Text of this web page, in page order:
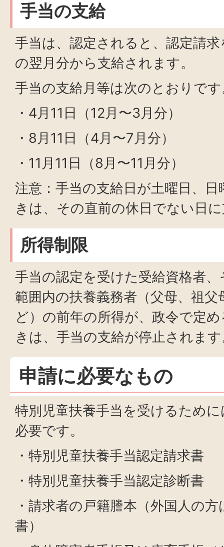
手当の支給
手当は、認定されると、認定請
の翌月分から支給されます。
手当の支給月等は次のとおりで
・4月11日（12月〜3月分）
・8月11日（4月〜7月分）
・11月11日（8月〜11月分）
注意：手当の支給日が土曜日、
きは、その直前の休日でない日
所得制限
手当の認定を受けた受給資格者
範囲内の扶養義務者（父母、祖
ど）の前年の所得が、政令で定
きは、手当の支給が停止されま
申請に必要なもの
特別児童扶養手当を受けるため
必要です。
・特別児童扶養手当認定請求書
・特別児童扶養手当認定診断書
・請求者の戸籍謄本（外国人の
書）